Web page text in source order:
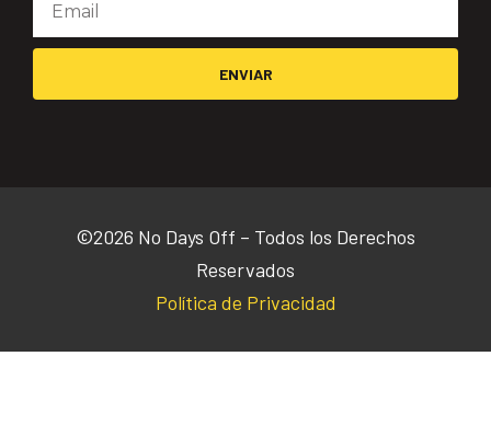
ENVIAR
©2026 No Days Off – Todos los Derechos
Reservados
Política de Privacidad